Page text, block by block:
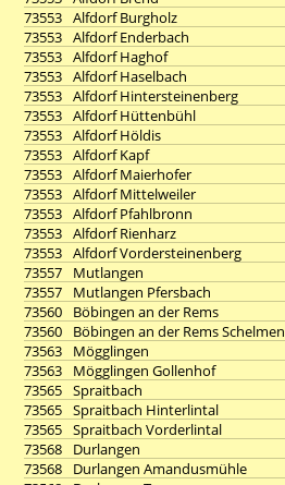
73553 Alfdorf Burgholz
73553 Alfdorf Enderbach
73553 Alfdorf Haghof
73553 Alfdorf Haselbach
73553 Alfdorf Hintersteinenberg
73553 Alfdorf Hüttenbühl
73553 Alfdorf Höldis
73553 Alfdorf Kapf
73553 Alfdorf Maierhofer
73553 Alfdorf Mittelweiler
73553 Alfdorf Pfahlbronn
73553 Alfdorf Rienharz
73553 Alfdorf Vordersteinenberg
73557
Mutlangen
73557
Mutlangen Pfersbach
73560
Böbingen an der Rems
73560
Böbingen an der Rems Schelmen
73563
Mögglingen
73563
Mögglingen Gollenhof
73565 Spraitbach
73565 Spraitbach Hinterlintal
73565 Spraitbach Vorderlintal
73568
Durlangen
73568
Durlangen Amandusmühle